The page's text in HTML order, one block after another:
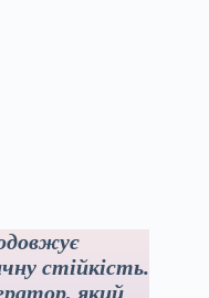
стійкість.
який